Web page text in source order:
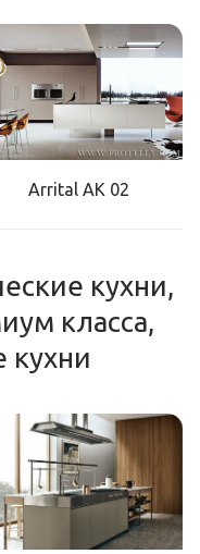
Arrital AK 02
кухни,
класса,
кухни